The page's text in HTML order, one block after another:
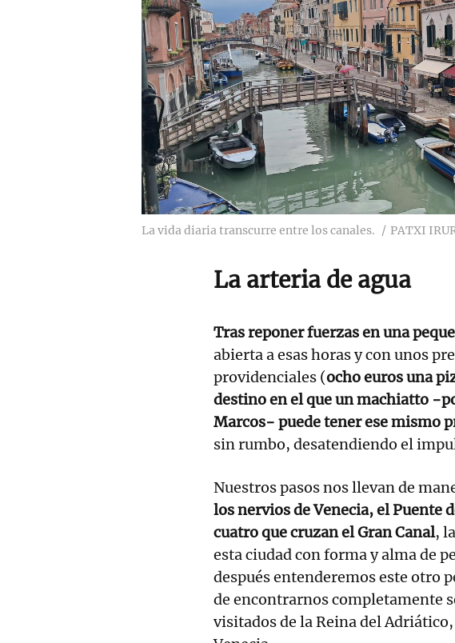
La vida diaria transcurre entre los canales. PATXI
La arteria de agua
Tras reponer fuerzas en una
abierta a esas horas y con unos
providenciales (ocho euros una
destino en el que un machiatto
Marcos− puede tener ese mismo
sin rumbo, desatendiendo el
Nuestros pasos nos llevan de
los nervios de Venecia, el Puente
cuatro que cruzan el Gran Canal,
esta ciudad con forma y alma de
después entenderemos este otro
de encontrarnos completamente
visitados de la Reina del